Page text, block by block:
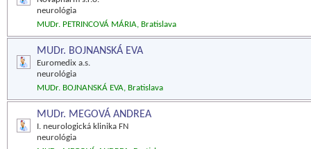
neurológia
MUDr. PETRINCOVÁ MÁRIA, Bratislava
MUDr. BOJNANSKÁ EVA
Euromedix a.s.
neurológia
MUDr. BOJNANSKÁ EVA, Bratislava
MUDr. MEGOVÁ ANDREA
I. neurologická klinika FN
neurológia